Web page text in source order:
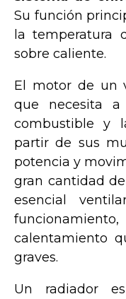
Su función
la temperatura
sobre caliente.
El motor de un
que necesita
combustible y
partir de sus
potencia y
gran cantidad
esencial
calentamiento
graves.
Un radiador